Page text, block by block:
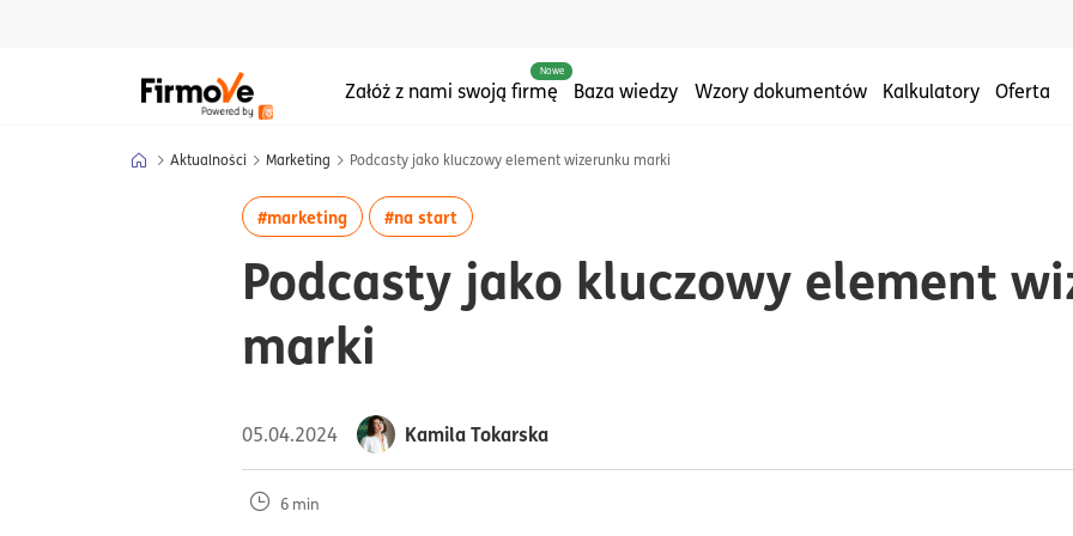
Menu główne serwisu
Załóż z nami swoją firmę
Nowe
Baza wiedzy Wzory dokumentów Kalkulatory Oferta
Aktualności Marketing Podcasty jako kluczowy element wizerunku marki
#marketingwięcej artykułów z tagiem:#marketing
#na startwięcej artykułów z tagiem:#na start
Podcasty jako kluczowy element
marki
05.04.2024 Kamila Tokarska
6 min